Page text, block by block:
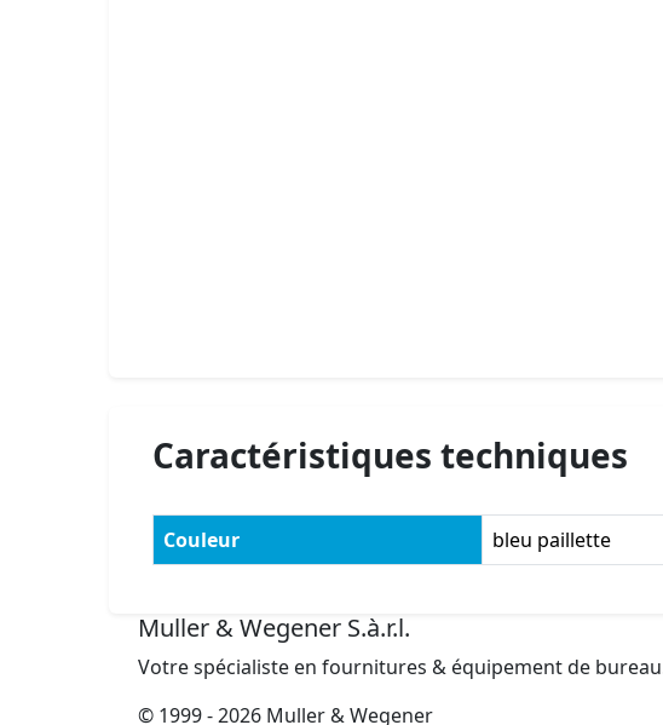
Caractéristiques techniques
Couleur bleu paillette
Muller & Wegener S.à.r.l.
Votre spécialiste en fournitures & équipement de
© 1999 - 2026 Muller & Wegener